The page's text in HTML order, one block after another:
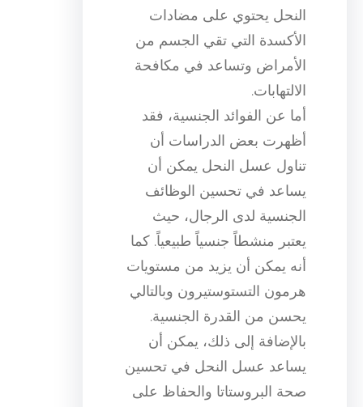
النحل يحتوي على مضادات
الأكسدة التي تقي الجسم من
الأمراض وتساعد في مكافحة
الالتهابات.
أما عن الفوائد الجنسية، فقد
أظهرت بعض الدراسات أن
تناول عسل النحل يمكن أن
يساعد في تحسين الوظائف
الجنسية لدى الرجال، حيث
يعتبر منشطاً جنسياً طبيعياً. كما
أنه يمكن أن يزيد من مستويات
هرمون التستوستيرون وبالتالي
يحسن من القدرة الجنسية.
بالإضافة إلى ذلك، يمكن أن
يساعد عسل النحل في تحسين
صحة البروستاتا والحفاظ على